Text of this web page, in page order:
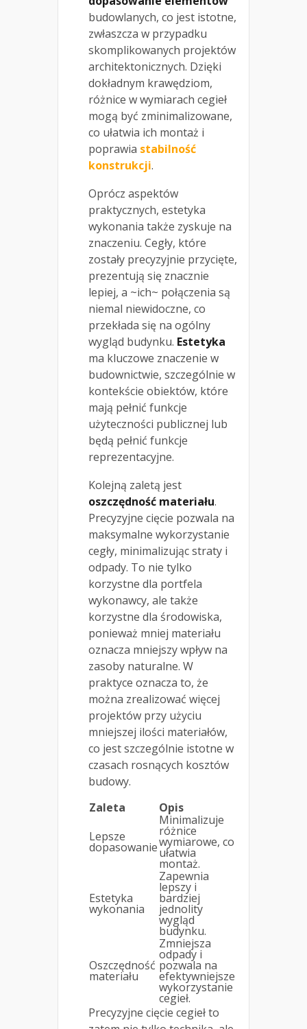
budowlanych, co jest istotne,
zwłaszcza w przypadku
skomplikowanych projektów
architektonicznych. Dzięki
dokładnym krawędziom,
różnice w wymiarach cegieł
mogą być zminimalizowane,
co ułatwia ich montaż i
poprawia stabilność
konstrukcji.
Oprócz aspektów
praktycznych, estetyka
wykonania także zyskuje na
znaczeniu. Cegły, które
zostały precyzyjnie przycięte,
prezentują się znacznie
lepiej, a ~ich~ połączenia są
niemal niewidoczne, co
przekłada się na ogólny
wygląd budynku. Estetyka
ma kluczowe znaczenie w
budownictwie, szczególnie w
kontekście obiektów, które
mają pełnić funkcje
użyteczności publicznej lub
będą pełnić funkcje
reprezentacyjne.
Kolejną zaletą jest
oszczędność materiału.
Precyzyjne cięcie pozwala na
maksymalne wykorzystanie
cegły, minimalizując straty i
odpady. To nie tylko
korzystne dla portfela
wykonawcy, ale także
korzystne dla środowiska,
ponieważ mniej materiału
oznacza mniejszy wpływ na
zasoby naturalne. W
praktyce oznacza to, że
można zrealizować więcej
projektów przy użyciu
mniejszej ilości materiałów,
co jest szczególnie istotne w
czasach rosnących kosztów
budowy.
Zaleta
Opis
Lepsze
dopasowanie
Minimalizuje
różnice
wymiarowe, co
ułatwia
montaż.
Estetyka
wykonania
Zapewnia
lepszy i
bardziej
jednolity
wygląd
budynku.
Oszczędność
materiału
Zmniejsza
odpady i
pozwala na
efektywniejsze
wykorzystanie
cegieł.
Precyzyjne cięcie cegieł to